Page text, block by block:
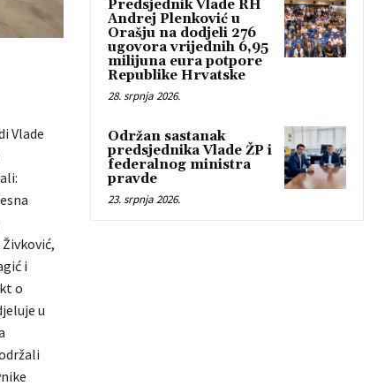
Vlade
i
o
u
Predsjednik Vlade RH
Andrej Plenković u
Orašju na dodjeli 276
ugovora vrijednih 6,95
milijuna eura potpore
Republike Hrvatske
28. srpnja 2026.
Održan sastanak
predsjednika Vlade ŽP i
federalnog ministra
pravde
23. srpnja 2026.